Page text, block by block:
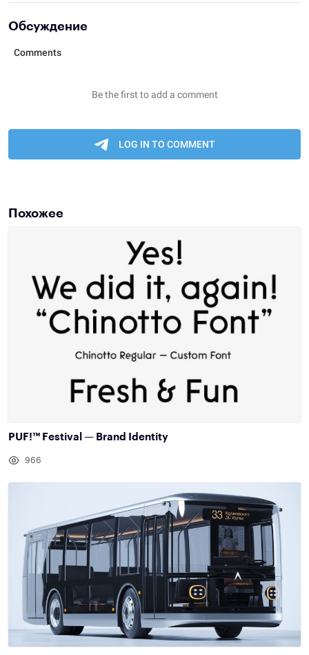
Обсуждение
Похожее
PUF!™ Festival — Brand Identity
966